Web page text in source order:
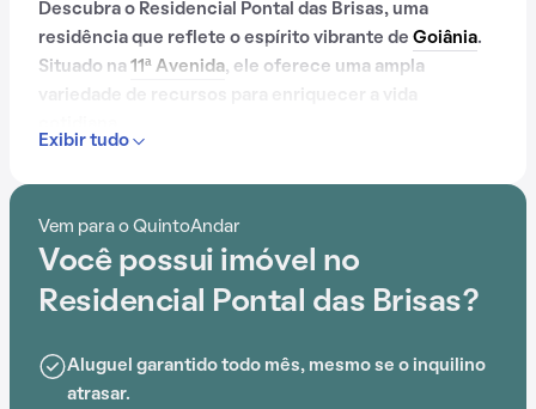
Descubra o Residencial Pontal das Brisas, uma
residência que reflete o espírito vibrante de Goiânia.
Situado na 11ª Avenida, ele oferece uma ampla
Com portaria 24 horas, elevador, academia, piscina,
das Brisas é ideal para quem busca conforto e
entretenimento.
Oncologia e Mastologia, Instituto de Filosofía e
Tecnología de Goiás (IFITEG), Faculdade SENAI
Exibir tudo
Vem para o QuintoAndar
Você possui imóvel no
Residencial Pontal das Brisas?
Aluguel garantido todo mês, mesmo se o inquilino
atrasar.